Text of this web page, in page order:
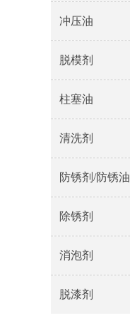
冲压油
脱模剂
柱塞油
清洗剂
防锈剂/防锈油
除锈剂
消泡剂
脱漆剂